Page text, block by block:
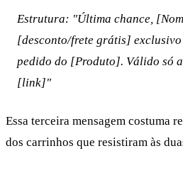
Estrutura: "Última chance,
[desconto/frete grátis]
pedido do [Produto]. Válido só
[link]"
Essa terceira mensagem costuma
dos carrinhos que resistiram às